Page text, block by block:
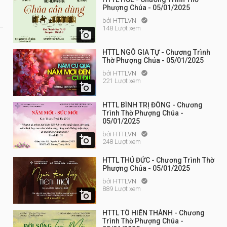

Phượng Chúa - 05/01/2025
bởi HTTLVN 
148 Lượt xem

HTTL NGÔ GIA TỰ - Chương Trình
Thờ Phượng Chúa - 05/01/2025
bởi HTTLVN 
221 Lượt xem

HTTL BÌNH TRỊ ĐÔNG - Chương
Trình Thờ Phượng Chúa -
05/01/2025
bởi HTTLVN 
248 Lượt xem

HTTL THỦ ĐỨC - Chương Trình Thờ
Phượng Chúa - 05/01/2025
bởi HTTLVN 
889 Lượt xem
HTTL TÔ HIẾN THÀNH - Chương
Trình Thờ Phượng Chúa -